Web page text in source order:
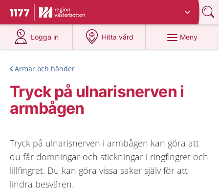
Till startsidan för 1177
Du har valt region
Logga in
på 1177.se
Hitta vård
på 1177.se
Meny
Armar och händer
Tryck på ulnarisnerven i
armbågen
Tryck på ulnarisnerven i armbågen kan göra att
du får domningar och stickningar i ringfingret och
lillfingret. Du kan göra vissa saker själv för att
lindra besvären.